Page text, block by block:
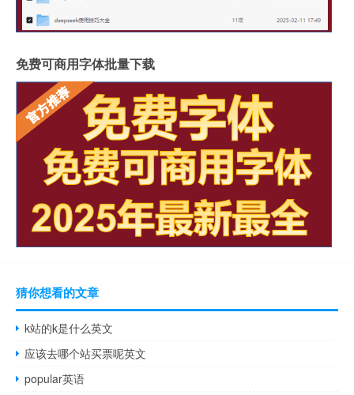
免费可商用字体批量下载
猜你想看的文章
k站的k是什么英文
应该去哪个站买票呢英文
popular英语